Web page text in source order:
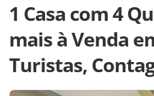
1 Casa com 4
mais à Venda
Turistas,